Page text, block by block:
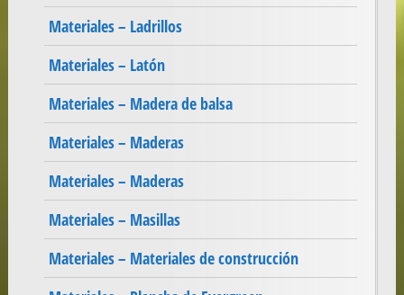
Materiales – Ladrillos
Materiales – Latón
Materiales – Madera de balsa
Materiales – Maderas
Materiales – Maderas
Materiales – Masillas
Materiales – Materiales de construcción